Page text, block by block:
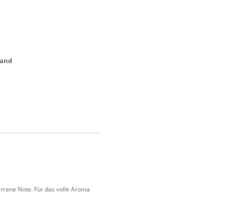
Note. Für das volle Aroma